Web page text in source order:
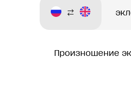
Произношение